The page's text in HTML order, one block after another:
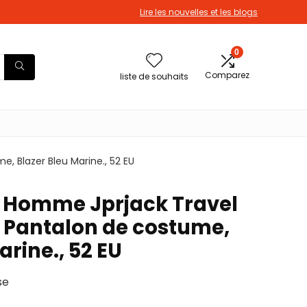
Lire les nouvelles et les blogs
liste de souhaits
0
Comparez
Blazer Bleu Marine., 52 EU
Jprjack Travel
de costume,
52 EU